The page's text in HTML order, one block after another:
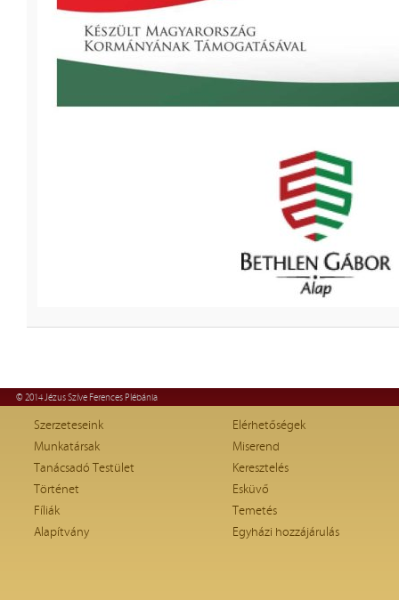
© 2014 Jézus Szíve Ferences Plébánia
Szerzeteseink
Munkatársak
Tanácsadó Testület
Történet
Fíliák
Alapítvány
Elérhetőségek
Miserend
Keresztelés
Esküvő
Temetés
Egyházi hozzájárulás